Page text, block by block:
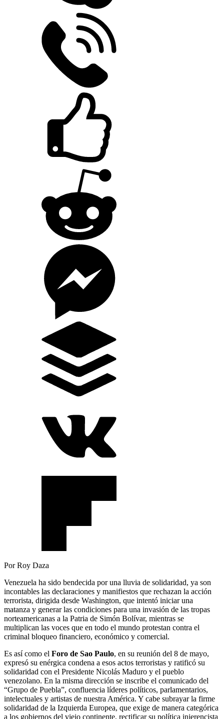
Por Roy Daza
Venezuela ha sido bendecida por una lluvia de solidaridad, ya son
incontables las declaraciones y manifiestos que rechazan la acción
terrorista, dirigida desde Washington, que intentó iniciar una
matanza y generar las condiciones para una invasión de las tropas
norteamericanas a la Patria de Simón Bolívar, mientras se
multiplican las voces que en todo el mundo protestan contra el
criminal bloqueo financiero, económico y comercial.
Es así como el Foro de Sao Paulo, en su reunión del 8 de mayo,
expresó su enérgica condena a esos actos terroristas y ratificó su
solidaridad con el Presidente Nicolás Maduro y el pueblo
venezolano. En la misma dirección se inscribe el comunicado del
“Grupo de Puebla”, confluencia líderes políticos, parlamentarios,
intelectuales y artistas de nuestra América. Y cabe subrayar la firme
solidaridad de la Izquierda Europea, que exige de manera categórica
a los gobiernos del viejo continente, rectificar su política injerencista